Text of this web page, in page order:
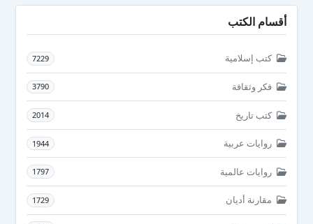
أقسام الكتب
كتب إسلامية 7229
فكر وثقافة 3790
كتب تاريخ 2014
روايات عربية 1944
روايات عالمية 1797
مقارنة أديان 1729